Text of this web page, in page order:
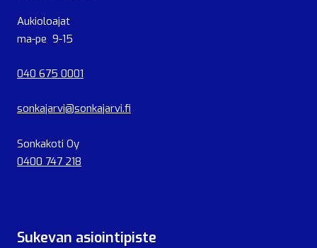
Aukioloajat
ma-pe 9-15
040 675 0001
sonkajarvi@sonkajarvi.fi
Sonkakoti Oy
0400 747 218
Sukevan asiointipiste